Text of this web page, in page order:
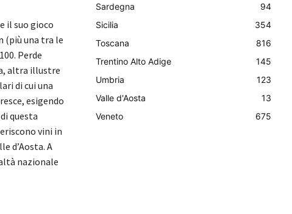
il suo gioco
(più una tra le
Perde
altra illustre
di cui una
esigendo
questa
vini in
d’Aosta. A
nazionale
Sardegna
94
Sicilia
354
Toscana
816
Trentino Alto Adige
145
Umbria
123
Valle d'Aosta
13
Veneto
675